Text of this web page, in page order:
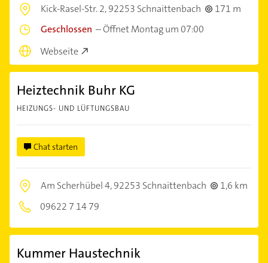
Kick-Rasel-Str. 2,92253 Schnaittenbach
171 m
Geschlossen –Öffnet Montag um 07:00
Webseite
Heiztechnik Buhr KG
HEIZUNGS- UND LÜFTUNGSBAU
Chat starten
Am Scherhübel 4,92253 Schnaittenbach
1,6 km
09622 7 14 79
Kummer Haustechnik